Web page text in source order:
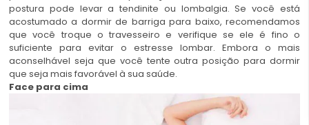
postura pode levar a tendinite ou lombalgia. Se você está
acostumado a dormir de barriga para baixo, recomendamos
que você troque o travesseiro e verifique se ele é fino o
suficiente para evitar o estresse lombar. Embora o mais
aconselhável seja que você tente outra posição para dormir
que seja mais favorável à sua saúde.
Face para cima